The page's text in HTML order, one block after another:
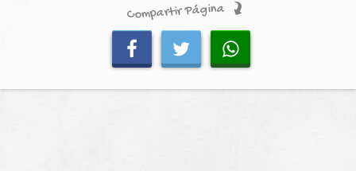
Compartir Página